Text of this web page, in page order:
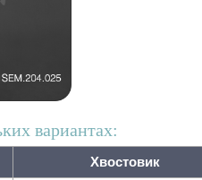
вариантах:
Хвостовик